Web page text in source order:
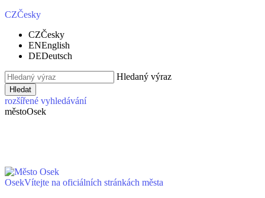
CZČesky
CZČesky
ENEnglish
DEDeutsch
Hledaný výraz
Hledat
rozšířené vyhledávání
městoOsek
OsekVítejte na oficiálních stránkách města